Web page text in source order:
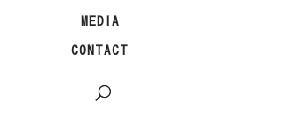
MEDIA
CONTACT